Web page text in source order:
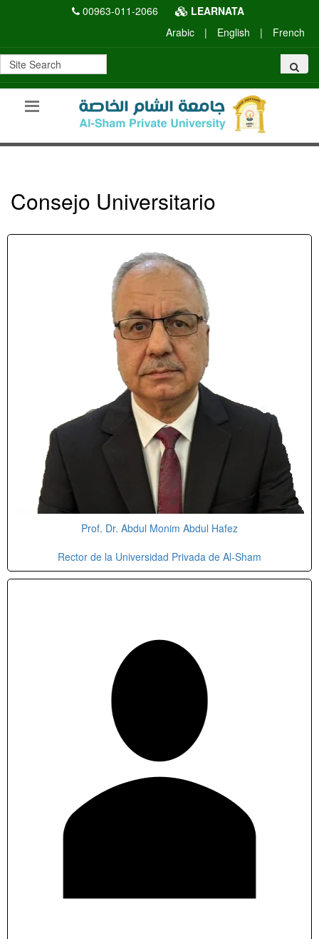
00963-011-2066
LEARNATA
Arabic
| English | French
Consejo Universitario
Prof. Dr. Abdul Monim Abdul Hafez
Rector de la Universidad Privada de Al-Sham